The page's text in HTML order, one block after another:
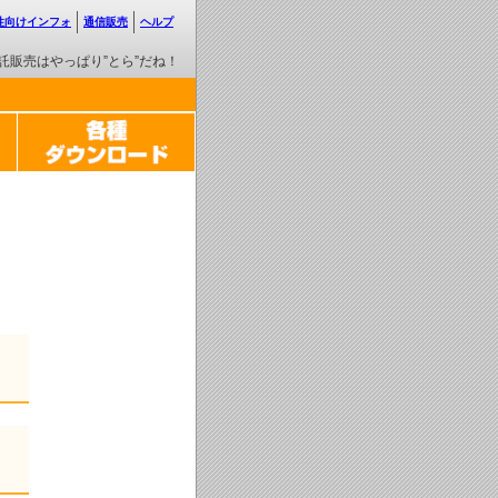
販売はやっぱり”とら”だね！
向けインフォ 通信販売 ヘルプ